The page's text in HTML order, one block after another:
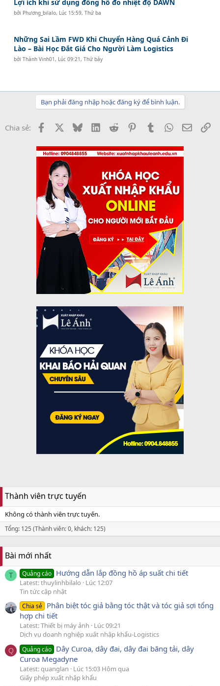
Lợi ích khi sử dụng đồng hồ đo nhiệt độ DAWN
bởi Phương_bilalo, Lúc 15:59, Thứ ba
Những Sai Lầm FWD Khi Chuyển Hàng Quá Cảnh Đi
Lào – Bài Học Đắt Giá Cho Người Làm Logistics
bởiThành Vinh01, Lúc 09:21, Thứ bảy
Bạn phải đăng nhập hoặc đăng ký để bình luận.
Chia sẻ: Facebook BlueskyLinkedInReddit PinterestTumblrWhatsApp
Email
Thành viên trực tuyến
Không có thành viên trực tuyến.
Tổng: 125 (Thành viên: 0, khách: 125)
Bài mới nhất
T Quảng cáo Hướng dẫn lắp đồng hồ áp suất chi tiết
Latest: thuylinhbilalo
Lúc 12:07
Tin tức cập nhật
Chia sẻ Phân biệt tóc giả bằng tóc thật và tóc giả sợi tổng
hợp chi tiết
Latest: Thiết bị máy ảnh
Lúc 09:21
Dịch vụ doanh nghiệp xuất nhập khẩu-Logistics
Q Quảng cáo Dây Curoa, dây đai, dây đai băng tải, dây
Curoa Megadyne
Latest: quanglan
Lúc 15:03 Hôm qua
Giấy phép xuất nhập khẩu